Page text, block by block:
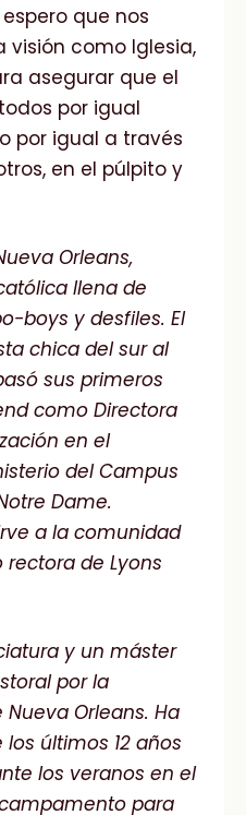
que nos
como Iglesia,
asegurar que el
por igual
por igual a través
en el púlpito y
Orleans,
llena de
boys y desfiles. El
chica del sur al
sus primeros
como Directora
en el
del Campus
Dame.
a la comunidad
de Lyons
y un máster
por la
Orleans. Ha
últimos 12 años
los veranos en el
para